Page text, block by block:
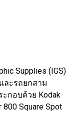
Supplies (IGS)
ละรถยกสาม
ะกอบด้วย Kodak
800 Square Spot